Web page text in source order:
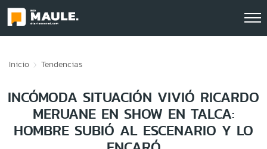
Inicio Tendencias
INCÓMODA SITUACIÓN VIVIÓ RICARDO
MERUANE EN SHOW EN TALCA:
HOMBRE SUBIÓ AL ESCENARIO Y LO